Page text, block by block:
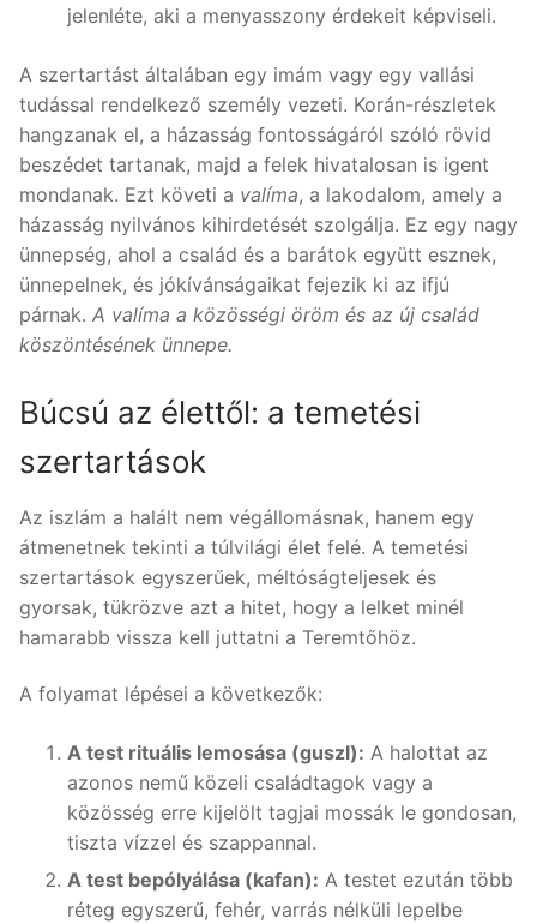
jelenléte, aki a menyasszony érdekeit képviseli.
A szertartást általában egy imám vagy egy vallási
tudással rendelkező személy vezeti. Korán-részletek
hangzanak el, a házasság fontosságáról szóló rövid
beszédet tartanak, majd a felek hivatalosan is igent
mondanak. Ezt követi a valíma, a lakodalom, amely a
házasság nyilvános kihirdetését szolgálja. Ez egy nagy
ünnepség, ahol a család és a barátok együtt esznek,
ünnepelnek, és jókívánságaikat fejezik ki az ifjú
párnak. A valíma a közösségi öröm és az új család
köszöntésének ünnepe.
Búcsú az élettől: a temetési
szertartások
Az iszlám a halált nem végállomásnak, hanem egy
átmenetnek tekinti a túlvilági élet felé. A temetési
szertartások egyszerűek, méltóságteljesek és
gyorsak, tükrözve azt a hitet, hogy a lelket minél
hamarabb vissza kell juttatni a Teremtőhöz.
A folyamat lépései a következők:
A test rituális lemosása (guszl): A halottat az
azonos nemű közeli családtagok vagy a
közösség erre kijelölt tagjai mossák le gondosan,
tiszta vízzel és szappannal.
A test bepólyálása (kafan): A testet ezután több
réteg egyszerű, fehér, varrás nélküli lepelbe